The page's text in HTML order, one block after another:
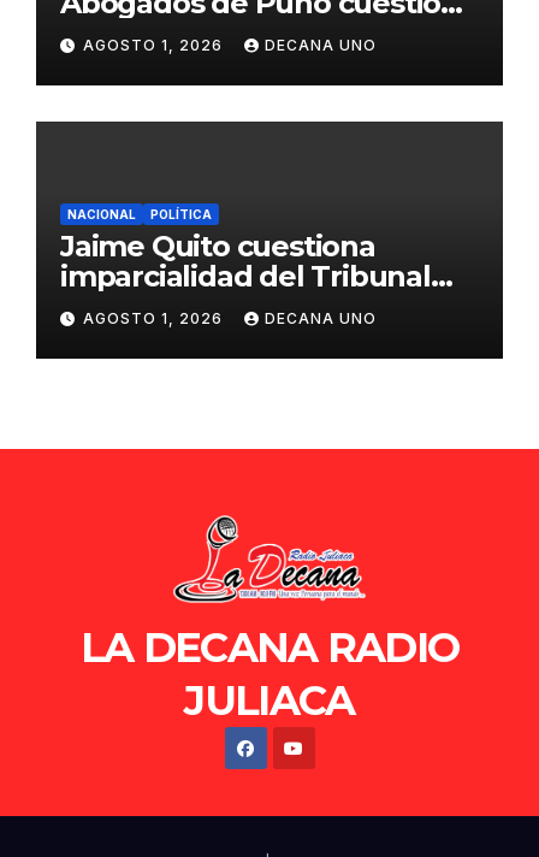
propuestas sobre seguridad
ciudadana
AGOSTO 1, 2026 DECANA UNO
NACIONAL POLÍTICA
Jaime Quito cuestiona
imparcialidad del Tribunal
Constitucional tras liberación
de Ollanta Humala
AGOSTO 1, 2026 DECANA UNO
LA DECANA RADIO
JULIACA